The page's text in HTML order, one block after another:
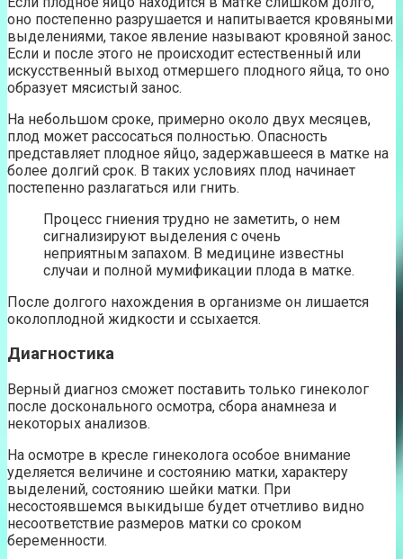
оно постепенно разрушается и напитывается кровяными
выделениями, такое явление называют кровяной занос.
Если и после этого не происходит естественный или
искусственный выход отмершего плодного яйца, то оно
образует мясистый занос.
На небольшом сроке, примерно около двух месяцев,
плод может рассосаться полностью. Опасность
представляет плодное яйцо, задержавшееся в матке на
более долгий срок. В таких условиях плод начинает
постепенно разлагаться или гнить.
Процесс гниения трудно не заметить, о нем
сигнализируют выделения с очень
неприятным запахом. В медицине известны
случаи и полной мумификации плода в матке.
После долгого нахождения в организме он лишается
околоплодной жидкости и ссыхается.
Диагностика
Верный диагноз сможет поставить только гинеколог
после досконального осмотра, сбора анамнеза и
некоторых анализов.
На осмотре в кресле гинеколога особое внимание
уделяется величине и состоянию матки, характеру
выделений, состоянию шейки матки. При
несостоявшемся выкидыше будет отчетливо видно
несоответствие размеров матки со сроком
беременности.